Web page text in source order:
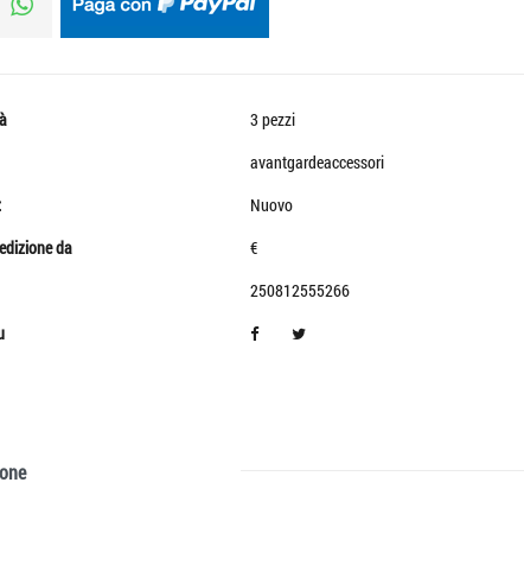
3 pezzi
avantgardeaccessori
Nuovo
da
€
250812555266